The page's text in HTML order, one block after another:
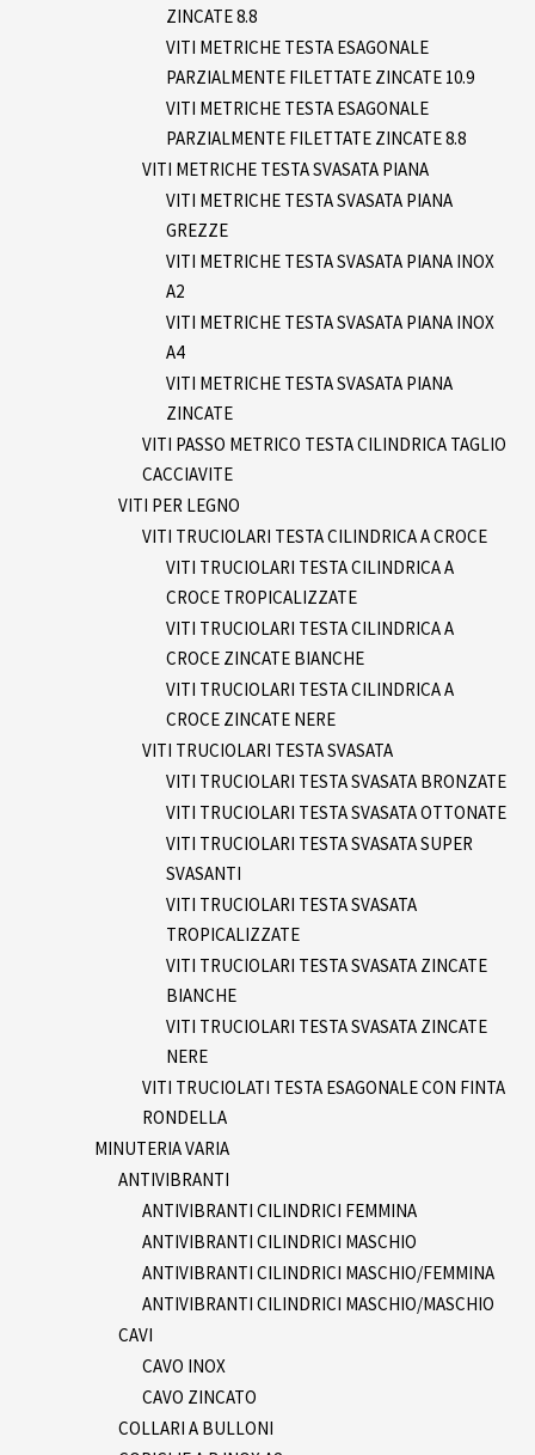
ZINCATE 8.8
VITI METRICHE TESTA ESAGONALE
PARZIALMENTE FILETTATE ZINCATE 10.9
VITI METRICHE TESTA ESAGONALE
PARZIALMENTE FILETTATE ZINCATE 8.8
VITI METRICHE TESTA SVASATA PIANA
VITI METRICHE TESTA SVASATA PIANA
GREZZE
VITI METRICHE TESTA SVASATA PIANA INOX
A2
VITI METRICHE TESTA SVASATA PIANA INOX
A4
VITI METRICHE TESTA SVASATA PIANA
ZINCATE
VITI PASSO METRICO TESTA CILINDRICA TAGLIO
CACCIAVITE
VITI PER LEGNO
VITI TRUCIOLARI TESTA CILINDRICA A CROCE
VITI TRUCIOLARI TESTA CILINDRICA A
CROCE TROPICALIZZATE
VITI TRUCIOLARI TESTA CILINDRICA A
CROCE ZINCATE BIANCHE
VITI TRUCIOLARI TESTA CILINDRICA A
CROCE ZINCATE NERE
VITI TRUCIOLARI TESTA SVASATA
VITI TRUCIOLARI TESTA SVASATA BRONZATE
VITI TRUCIOLARI TESTA SVASATA OTTONATE
VITI TRUCIOLARI TESTA SVASATA SUPER
SVASANTI
VITI TRUCIOLARI TESTA SVASATA
TROPICALIZZATE
VITI TRUCIOLARI TESTA SVASATA ZINCATE
BIANCHE
VITI TRUCIOLARI TESTA SVASATA ZINCATE
NERE
VITI TRUCIOLATI TESTA ESAGONALE CON FINTA
RONDELLA
MINUTERIA VARIA
ANTIVIBRANTI
ANTIVIBRANTI CILINDRICI FEMMINA
ANTIVIBRANTI CILINDRICI MASCHIO
ANTIVIBRANTI CILINDRICI MASCHIO/FEMMINA
ANTIVIBRANTI CILINDRICI MASCHIO/MASCHIO
CAVI
CAVO INOX
CAVO ZINCATO
COLLARI A BULLONI